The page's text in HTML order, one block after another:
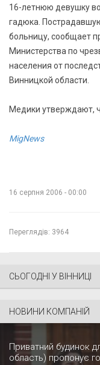
16-летнюю девушку
гадюка.
больницу, сообщает
Министерства по
населения от
Винницкой области.
Медики утверждают,
MigNews
16 серпня 2006 - 00:00
Переглядів: 3964
СЬОГОДНІ У ВІННИЦІ
НОВИНИ КОМПАНІЙ
Приватний будинок
область) пропонує